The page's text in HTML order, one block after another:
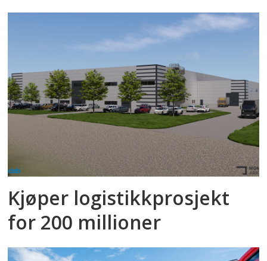
Kjøper logistikkprosjekt
for 200 millioner